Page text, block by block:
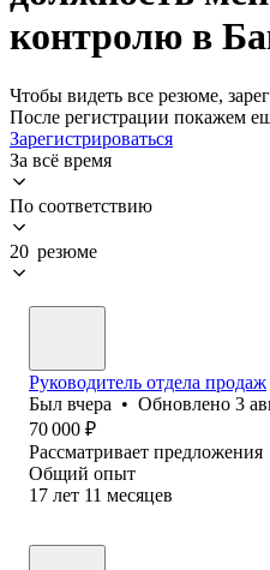
контролю в
Чтобы видеть все резюме,
После регистрации покажем
Зарегистрироваться
За всё время
По соответствию
20 резюме
Руководитель отдела продаж
Был вчера • Обновлено 3
70 000 ₽
Рассматривает предложения
Общий опыт
17 лет 11 месяцев